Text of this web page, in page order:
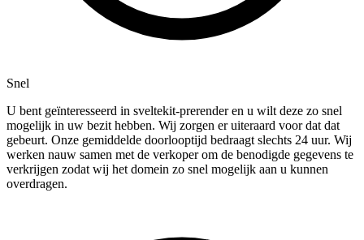
Snel
U bent geïnteresseerd in sveltekit-prerender en u wilt deze zo snel
mogelijk in uw bezit hebben. Wij zorgen er uiteraard voor dat dat
gebeurt. Onze gemiddelde doorlooptijd bedraagt slechts 24 uur. Wij
werken nauw samen met de verkoper om de benodigde gegevens te
verkrijgen zodat wij het domein zo snel mogelijk aan u kunnen
overdragen.